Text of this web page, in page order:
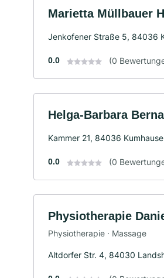
Marietta Müllbauer
Jenkofener Straße 5, 84036
0.0 (0
Helga-Barbara
Kammer 21, 84036
0.0 (0
Physiotherapie
Physiotherapie · Massage
Altdorfer Str. 4, 84030